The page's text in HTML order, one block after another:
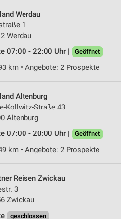
Werdau
1
Werdau
07:00 - 22:00 Uhr |
Geöffnet
km • Angebote: 2 Prospekte
Altenburg
Kollwitz-Straße 43
Altenburg
07:00 - 20:00 Uhr |
Geöffnet
km • Angebote: 2 Prospekte
Reisen Zwickau
3
Zwickau
geschlossen